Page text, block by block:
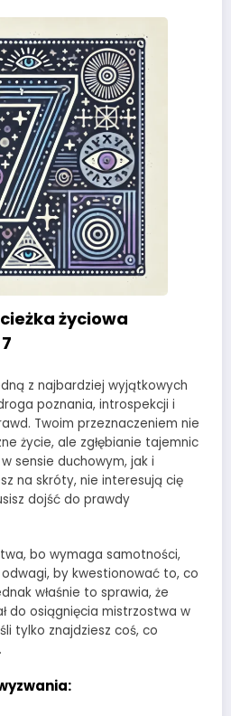
życiowa
z najbardziej wyjątkowych
poznania, introspekcji i
Twoim przeznaczeniem nie
życie, ale zgłębianie tajemnic
sensie duchowym, jak i
na skróty, nie interesują cię
dojść do prawdy
bo wymaga samotności,
by kwestionować to, co
właśnie to sprawia, że
do osiągnięcia mistrzostwa w
tylko znajdziesz coś, co